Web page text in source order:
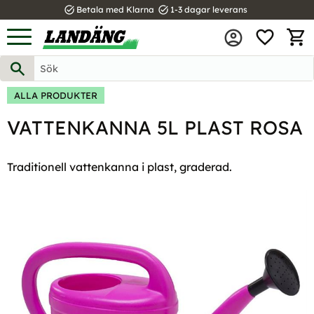
Meny
task_alt Betala med Klarna task_alt 1-3 dagar leverans
ALLA PRODUKTER
VATTENKANNA 5L PLAST ROSA
Traditionell vattenkanna i plast, graderad.